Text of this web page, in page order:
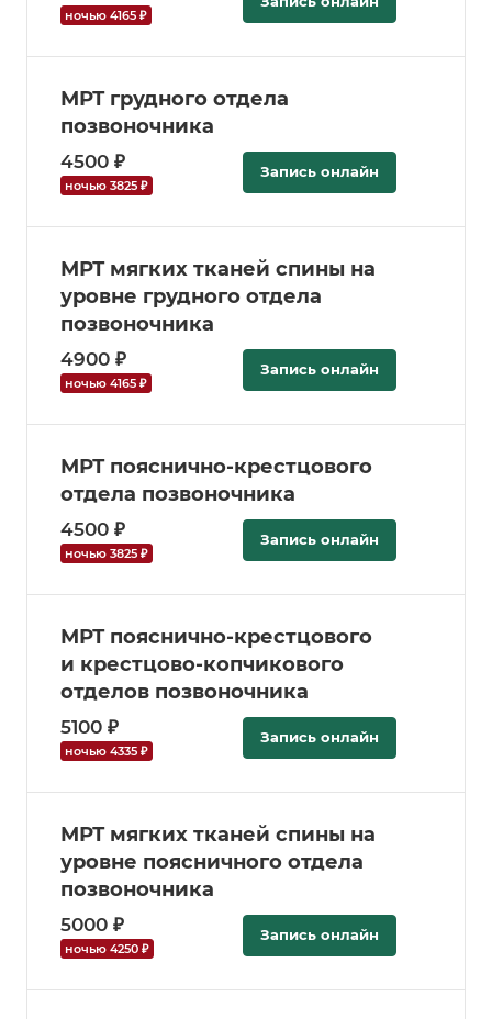
ночью 4165 ₽
МРТ грудного отдела
позвоночника
4500 ₽
ночью 3825 ₽
Запись онлайн
МРТ мягких тканей спины на
уровне грудного отдела
позвоночника
4900 ₽
ночью 4165 ₽
Запись онлайн
МРТ пояснично-крестцового
отдела позвоночника
4500 ₽
ночью 3825 ₽
Запись онлайн
МРТ пояснично-крестцового
и крестцово-копчикового
отделов позвоночника
5100 ₽
ночью 4335 ₽
Запись онлайн
МРТ мягких тканей спины на
уровне поясничного отдела
позвоночника
5000 ₽
ночью 4250 ₽
Запись онлайн